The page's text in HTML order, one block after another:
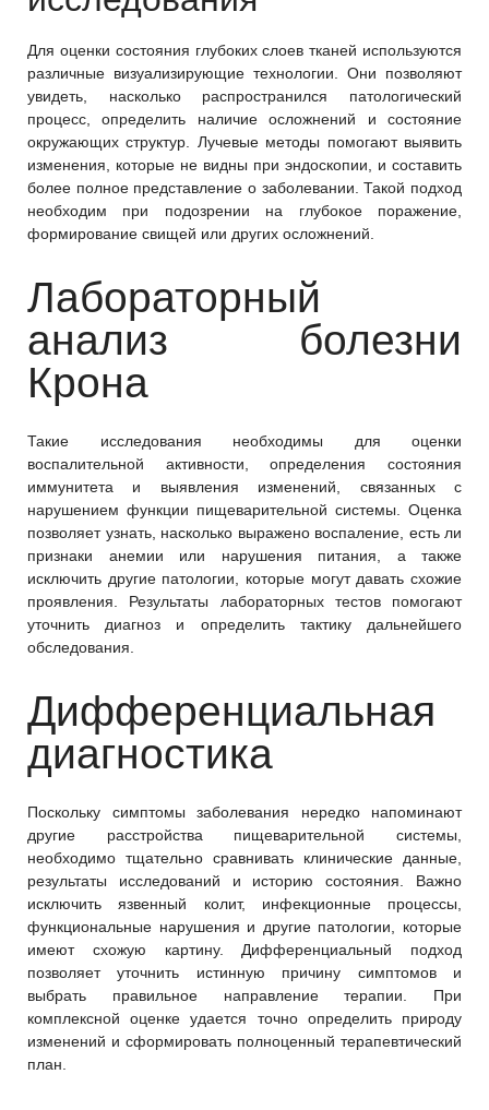
Для оценки состояния глубоких слоев тканей используются
различные визуализирующие технологии. Они позволяют
увидеть, насколько распространился патологический
процесс, определить наличие осложнений и состояние
окружающих структур. Лучевые методы помогают выявить
изменения, которые не видны при эндоскопии, и составить
более полное представление о заболевании. Такой подход
необходим при подозрении на глубокое поражение,
формирование свищей или других осложнений.
Лабораторный
анализ болезни
Крона
Такие исследования необходимы для оценки
воспалительной активности, определения состояния
иммунитета и выявления изменений, связанных с
нарушением функции пищеварительной системы. Оценка
позволяет узнать, насколько выражено воспаление, есть ли
признаки анемии или нарушения питания, а также
исключить другие патологии, которые могут давать схожие
проявления. Результаты лабораторных тестов помогают
уточнить диагноз и определить тактику дальнейшего
обследования.
Дифференциальная
диагностика
Поскольку симптомы заболевания нередко напоминают
другие расстройства пищеварительной системы,
необходимо тщательно сравнивать клинические данные,
результаты исследований и историю состояния. Важно
исключить язвенный колит, инфекционные процессы,
функциональные нарушения и другие патологии, которые
имеют схожую картину. Дифференциальный подход
позволяет уточнить истинную причину симптомов и
выбрать правильное направление терапии. При
комплексной оценке удается точно определить природу
изменений и сформировать полноценный терапевтический
план.